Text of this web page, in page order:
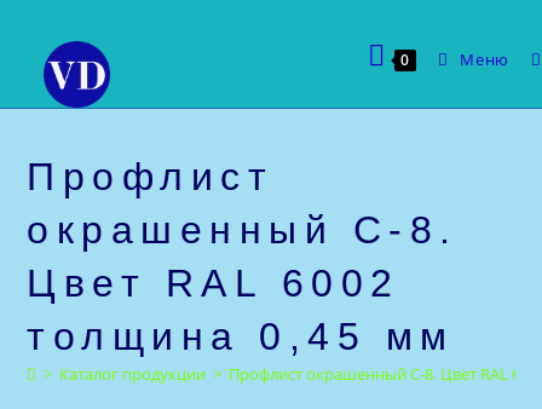
содержимому
0 Меню
Профлист
окрашенный С-8.
Цвет RAL 6002
толщина 0,45 мм
> Каталог продукции > Профлист окрашенный С-8. Цвет RAL